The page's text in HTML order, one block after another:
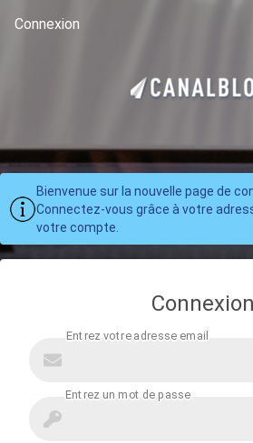
Connexion
Bienvenue sur la nouvelle page de
Connectez-vous grâce à votre
votre compte.
Connexion